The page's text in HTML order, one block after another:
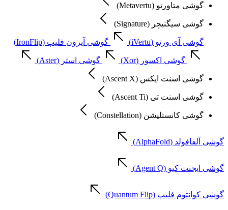
گوشی متاورتو (Metavertu)
گوشی سیگنیچر (Signature)
گوشی آی ورتو (iVertu) گوشی آیرون فلیپ (IronFlip)
گوشی اکسور (Xor) گوشی استر (Aster)
گوشی اسنت ایکس (Ascent X)
گوشی اسنت تی (Ascent Ti)
گوشی کانستلیشن (Constellation)
گوشی آلفافولد (AlphaFold)
گوشی ایجنت کیو (Agent Q)
گوشی کوانتوم فلیپ (Quantum Flip)